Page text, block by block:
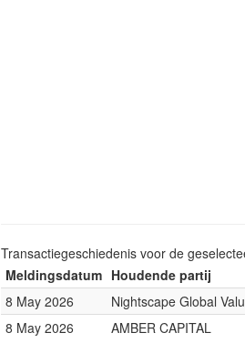
Transactiegeschiedenis voor de
Meldingsdatum Houdende partij
8 May 2026
Nightscape Global
8 May 2026
AMBER CAPITAL